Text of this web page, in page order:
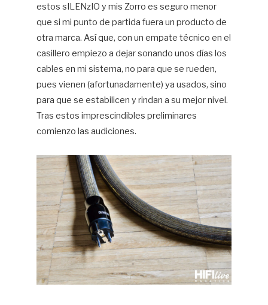
estos sILENzIO y mis Zorro es seguro menor
que si mi punto de partida fuera un producto de
otra marca. Así que, con un empate técnico en el
casillero empiezo a dejar sonando unos días los
cables en mi sistema, no para que se rueden,
pues vienen (afortunadamente) ya usados, sino
para que se estabilicen y rindan a su mejor nivel.
Tras estos imprescindibles preliminares
comienzo las audiciones.